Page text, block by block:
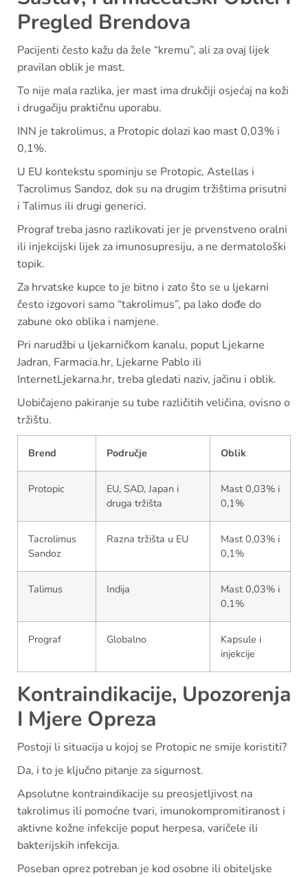
Pregled Brendova
Pacijenti često kažu da žele “kremu”, ali za ovaj lijek
pravilan oblik je mast.
To nije mala razlika, jer mast ima drukčiji osjećaj na koži
i drugačiju praktičnu uporabu.
INN je takrolimus, a Protopic dolazi kao mast 0,03% i
0,1%.
U EU kontekstu spominju se Protopic, Astellas i
Tacrolimus Sandoz, dok su na drugim tržištima prisutni
i Talimus ili drugi generici.
Prograf treba jasno razlikovati jer je prvenstveno oralni
ili injekcijski lijek za imunosupresiju, a ne dermatološki
topik.
Za hrvatske kupce to je bitno i zato što se u ljekarni
često izgovori samo “takrolimus”, pa lako dođe do
zabune oko oblika i namjene.
Pri narudžbi u ljekarničkom kanalu, poput Ljekarne
Jadran, Farmacia.hr, Ljekarne Pablo ili
InternetLjekarna.hr, treba gledati naziv, jačinu i oblik.
Uobičajeno pakiranje su tube različitih veličina, ovisno o
tržištu.
Brend Područje Oblik
Protopic
EU, SAD, Japan i
druga tržišta
Mast 0,03% i
0,1%
Tacrolimus
Sandoz
Razna tržišta u EU
Mast 0,03% i
0,1%
Talimus Indija
Mast 0,03% i
0,1%
Prograf Globalno
Kapsule i
injekcije
Kontraindikacije, Upozorenja
I Mjere Opreza
Postoji li situacija u kojoj se Protopic ne smije koristiti?
Da, i to je ključno pitanje za sigurnost.
Apsolutne kontraindikacije su preosjetljivost na
takrolimus ili pomoćne tvari, imunokompromitiranost i
aktivne kožne infekcije poput herpesa, varičele ili
bakterijskih infekcija.
Poseban oprez potreban je kod osobne ili obiteljske